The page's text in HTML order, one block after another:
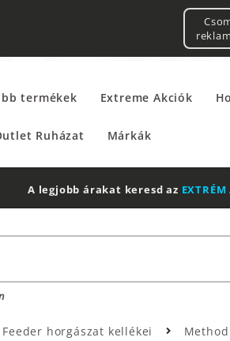
termékek Extreme Akciók
Ruházat Márkák
2 db Shimano Aero Technium
Feeder horgászat kellékei